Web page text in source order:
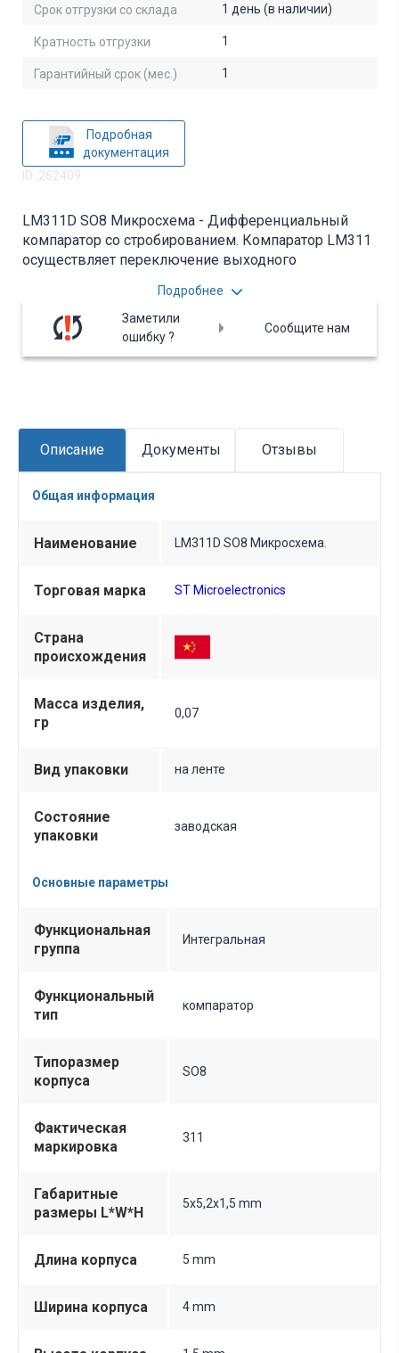
Срок отгрузки со склада 1 день (в наличии)
Кратность отгрузки 1
Гарантийный срок (мес.) 1
Подробная
документация
ID: 262409
LM311D SO8 Микросхема - Дифференциальный
компаратор со стробированием. Компаратор LM311
осуществляет переключение выходного
становится выше или ниже определенного уровня.
Может питаться от разнообразных источников
питания как от ±5..±15 В так и от однополярных,
(только от +5В или -30В). Вся дополнительная
Подробнее
Заметили
ошибку ?
Сообщите нам
Описание Документы Отзывы
Общая информация
Наименование LM311D SO8 Микросхема.
Торговая марка ST Microelectronics
Страна
происхождения
Масса изделия,
гр
0,07
Вид упаковки на ленте
Состояние
упаковки
заводская
Основные параметры
Функциональная
группа
Интегральная
Функциональный
тип
компаратор
Типоразмер
корпуса
SO8
Фактическая
маркировка
311
Габаритные
размеры L*W*H
5х5,2х1,5 mm
Длина корпуса 5 mm
Ширина корпуса 4 mm